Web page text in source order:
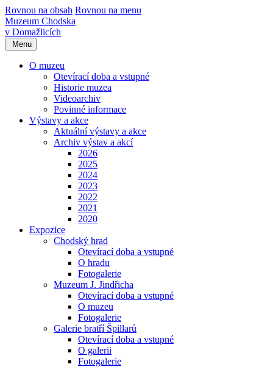
Rovnou na obsah Rovnou na menu
Muzeum Chodska
v Domažlicích
Menu
O muzeu
Otevírací doba a vstupné
Historie muzea
Videoarchiv
Povinné informace
Výstavy a akce
Aktuální výstavy a akce
Archiv výstav a akcí
2026
2025
2024
2023
2022
2021
2020
Expozice
Chodský hrad
Otevírací doba a vstupné
O hradu
Fotogalerie
Muzeum J. Jindřicha
Otevírací doba a vstupné
O muzeu
Fotogalerie
Galerie bratří Špillarů
Otevírací doba a vstupné
O galerii
Fotogalerie